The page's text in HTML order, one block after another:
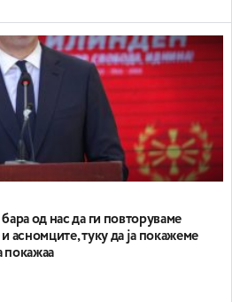
од нас да ги повторуваме
асномците, туку да ја покажеме
покажаа